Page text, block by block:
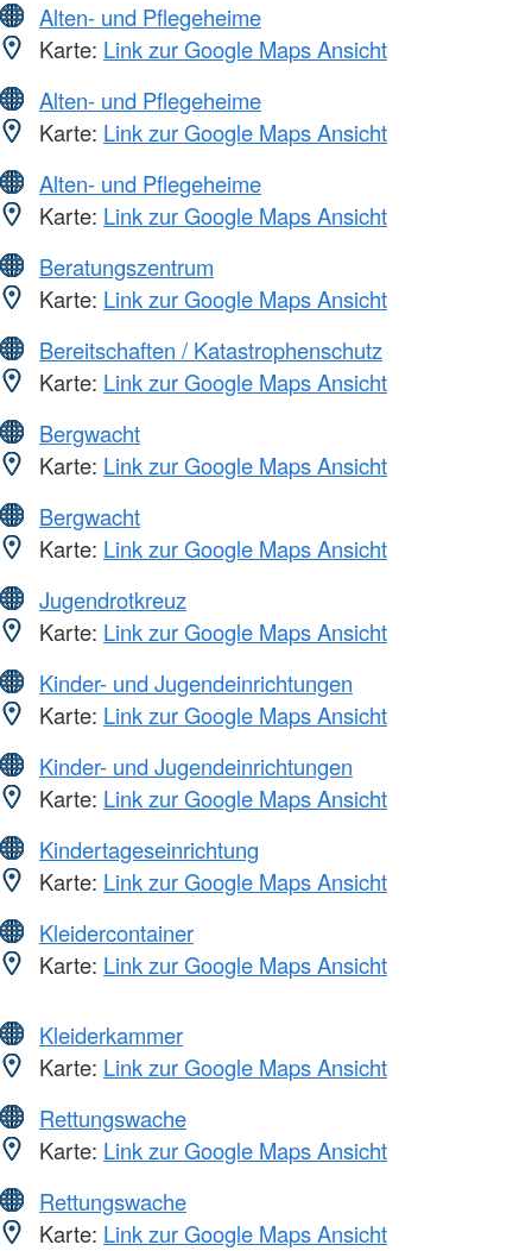
Alten- und Pflegeheime
Karte: Link zur Google Maps Ansicht
Alten- und Pflegeheime
Karte: Link zur Google Maps Ansicht
Alten- und Pflegeheime
Karte: Link zur Google Maps Ansicht
Beratungszentrum
Karte: Link zur Google Maps Ansicht
Bereitschaften / Katastrophenschutz
Karte: Link zur Google Maps Ansicht
Bergwacht
Karte: Link zur Google Maps Ansicht
Bergwacht
Karte: Link zur Google Maps Ansicht
Jugendrotkreuz
Karte: Link zur Google Maps Ansicht
Kinder- und Jugendeinrichtungen
Karte: Link zur Google Maps Ansicht
Kinder- und Jugendeinrichtungen
Karte: Link zur Google Maps Ansicht
Kindertageseinrichtung
Karte: Link zur Google Maps Ansicht
Kleidercontainer
Karte: Link zur Google Maps Ansicht
Kleiderkammer
Karte: Link zur Google Maps Ansicht
Rettungswache
Karte: Link zur Google Maps Ansicht
Rettungswache
Karte: Link zur Google Maps Ansicht